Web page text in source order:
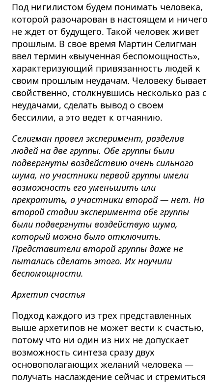
Под нигилистом будем понимать человека,
которой разочарован в настоящем и ничего
не ждет от будущего. Такой человек живет
прошлым. В свое время Мартин Селигман
ввел термин «выученная беспомощность»,
характеризующий привязанность людей к
своим прошлым неудачам. Человеку бывает
свойственно, столкнувшись несколько раз с
неудачами, сделать вывод о своем
бессилии, а это ведет к отчаянию.
Селигман провел эксперимент, разделив
людей на две группы. Обе группы были
подвергнуты воздействию очень сильного
шума, но участники первой группы имели
возможность его уменьшить или
прекратить, а участники второй — нет. На
второй стадии эксперимента обе группы
были подвергнуты воздействую шума,
который можно было отключить.
Представители второй группы даже не
пытались сделать этого. Их научили
беспомощности.
Архетип счастья
Подход каждого из трех представленных
выше архетипов не может вести к счастью,
потому что ни один из них не допускает
возможность синтеза сразу двух
основополагающих желаний человека —
получать наслаждение сейчас и стремиться